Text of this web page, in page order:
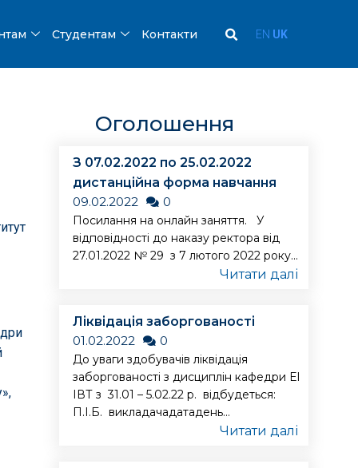
Студентам Контакти EN UK
Оголошення
З 07.02.2022 по 25.02.2022
дистанційна форма навчання
09.02.2022
0
Посилання на онлайн заняття. У
відповідності до наказу ректора від
27.01.2022 № 29 з 7 лютого 2022 року...
Читати далі
Ліквідація заборгованості
01.02.2022
0
До уваги здобувачів ліквідація
заборгованості з дисциплін кафедри ЕІ
ІВТ з 31.01 – 5.02.22 р. відбудеться:
П.І.Б. викладачадатадень...
Читати далі